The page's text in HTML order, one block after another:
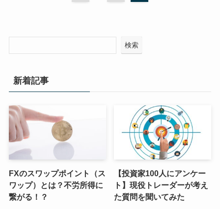
検索
新着記事
FXのスワップポイント（ス
ワップ）とは？不労所得に
繋がる！？
【投資家100人にアンケー
ト】現役トレーダーが考え
た質問を聞いてみた